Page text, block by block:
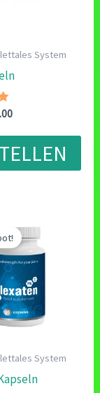
System
Aktueller
ist:
€39.00.
System